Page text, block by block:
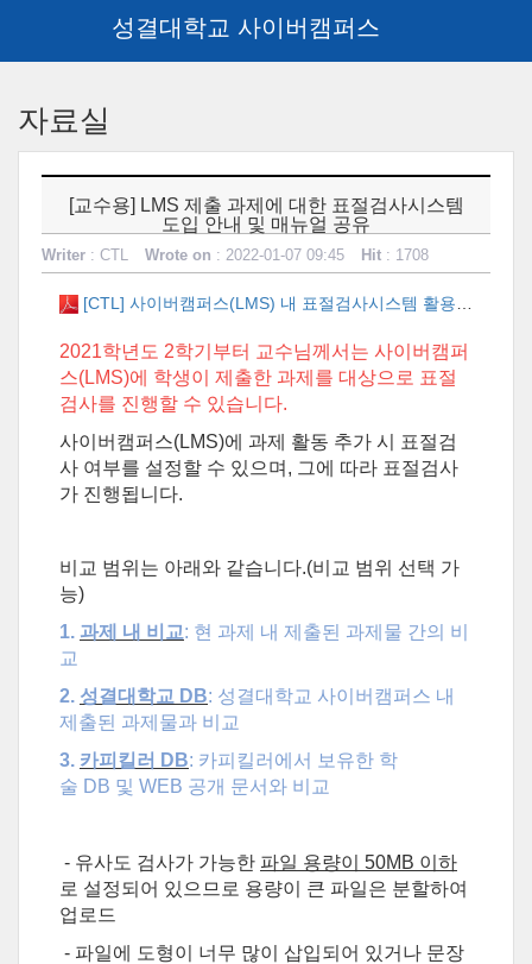
main
성결대학교 사이버캠퍼스
자료실
[교수용] LMS 제출 과제에 대한 표절검사시스템
도입 안내 및 매뉴얼 공유
Writer : CTL Wrote on : 2022-01-07 09:45 Hit : 1708
[CTL] 사이버캠퍼스(LMS) 내 표절검사시스템 활용 매뉴얼.pdf
2021학년도 2학기부터 교수님께서는 사이버캠퍼
스(LMS)에 학생이 제출한 과제를 대상으로 표절
검사를 진행할 수 있습니다.
사이버캠퍼스(LMS)에 과제 활동 추가 시 표절검
사 여부를 설정할 수 있으며 , 그에 따라 표절검사
가 진행됩니다.
비교 범위는 아래와 같습니다.(비교 범위 선택 가
능)
1. 과제 내 비교: 현 과제 내 제출된 과제물 간의 비
교
2. 성결대학교 DB: 성결대학교 사이버캠퍼스 내
제출된 과제물과 비교
3. 카피킬러 DB: 카피킬러에서 보유한 학
술 DB 및 WEB 공개 문서와 비교
- 유사도 검사가 가능한 파일 용량이 50MB 이하
로 설정되어 있으므로 용량이 큰 파일은 분할하여
업로드
- 파일에 도형이 너무 많이 삽입되어 있거나 문장